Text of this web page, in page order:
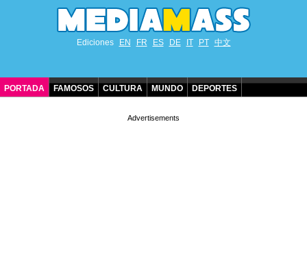
Ediciones EN FR ES DE IT PT 中文
PORTADA FAMOSOS CULTURA MUNDO DEPORTES